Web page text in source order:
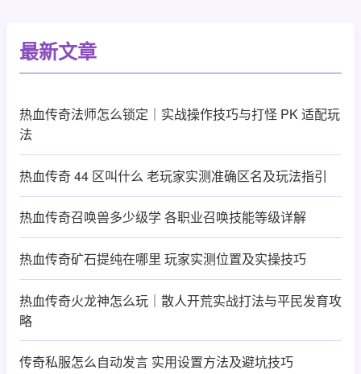
最新文章
热血传奇法师怎么锁定｜实战操作技巧与打怪 PK 适配玩
法
热血传奇 44 区叫什么 老玩家实测准确区名及玩法指引
热血传奇召唤兽多少级学 各职业召唤技能等级详解
热血传奇矿石提纯在哪里 玩家实测位置及实操技巧
热血传奇火龙神怎么玩｜散人开荒实战打法与平民发育攻
略
传奇私服怎么自动发言 实用设置方法及避坑技巧